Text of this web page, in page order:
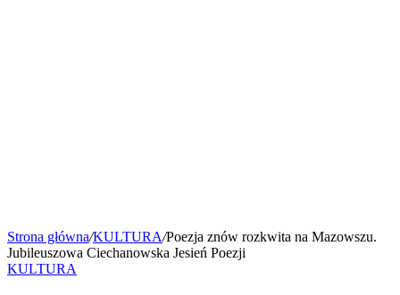
Strona główna/KULTURA/Poezja znów rozkwita na Mazowszu.
Jubileuszowa Ciechanowska Jesień Poezji
KULTURA